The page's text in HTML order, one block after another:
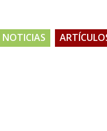
NOTICIAS